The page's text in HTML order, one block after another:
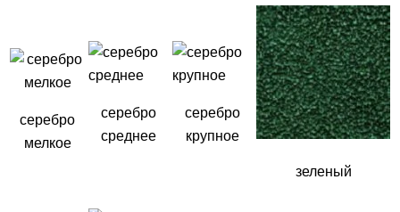
серебро
мелкое
серебро
среднее
серебро
крупное
зеленый